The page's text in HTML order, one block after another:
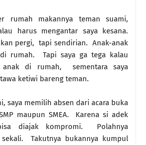
rumah makannya teman suami,
harus mengantar saya kesana.
pergi, tapi sendirian. Anak-anak
rumah. Tapi saya ga tega kalau
anak di rumah, sementara saya
ketiwi bareng teman.
saya memilih absen dari acara buka
maupun SMEA. Karena si adek
diajak kompromi. Polahnya
Takutnya bukannya kumpul